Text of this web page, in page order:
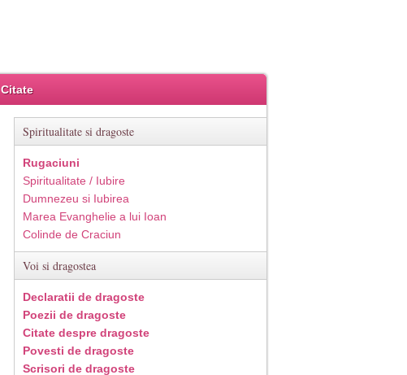
Citate
Spiritualitate si dragoste
Rugaciuni
Spiritualitate / Iubire
Dumnezeu si Iubirea
Marea Evanghelie a lui Ioan
Colinde de Craciun
Voi si dragostea
Declaratii de dragoste
Poezii de dragoste
Citate despre dragoste
Povesti de dragoste
Scrisori de dragoste